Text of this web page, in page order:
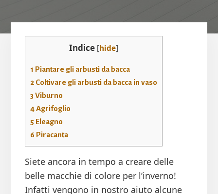
Indice [hide]
1 Piantare gli arbusti da bacca
2Coltivare gli arbusti da bacca in vaso
3 Viburno
4Agrifoglio
5 Eleagno
6 Piracanta
Siete ancora in tempo a creare delle
belle macchie di colore per l’inverno!
Infatti vengono in nostro aiuto alcune